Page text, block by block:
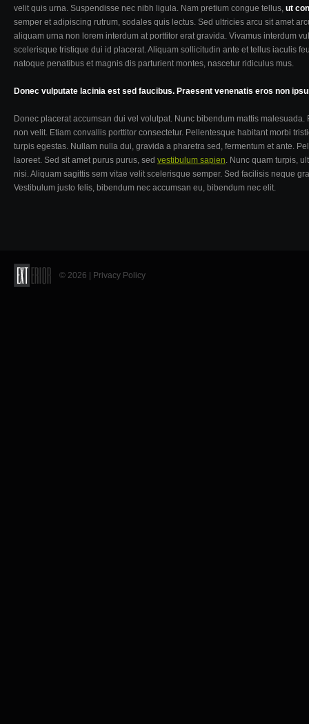
velit quis urna. Suspendisse nec nibh ligula. Nam pretium congue tellus, ut
semper et adipiscing rutrum, sodales quis lectus. Sed ultricies arcu sit amet
aliquam urna non lorem interdum at porttitor erat gravida. Vivamus interdum
scelerisque tristique dui id placerat. Aliquam sollicitudin ante et tellus iaculis
natoque penatibus et magnis dis parturient montes, nascetur ridiculus mus.
Donec vulputate lacinia est sed faucibus. Praesent venenatis eros non
Donec placerat accumsan dui vel volutpat. Nunc bibendum mattis
non velit. Etiam convallis porttitor consectetur. Pellentesque habitant morbi
turpis egestas. Nullam nulla dui, gravida a pharetra sed, fermentum et ante.
laoreet. Sed sit amet purus purus, sed vestibulum sapien. Nunc quam turpis,
nisi. Aliquam sagittis sem vitae velit scelerisque semper. Sed facilisis neque
Vestibulum justo felis, bibendum nec accumsan eu, bibendum nec elit.
© 2026 | Privacy Policy